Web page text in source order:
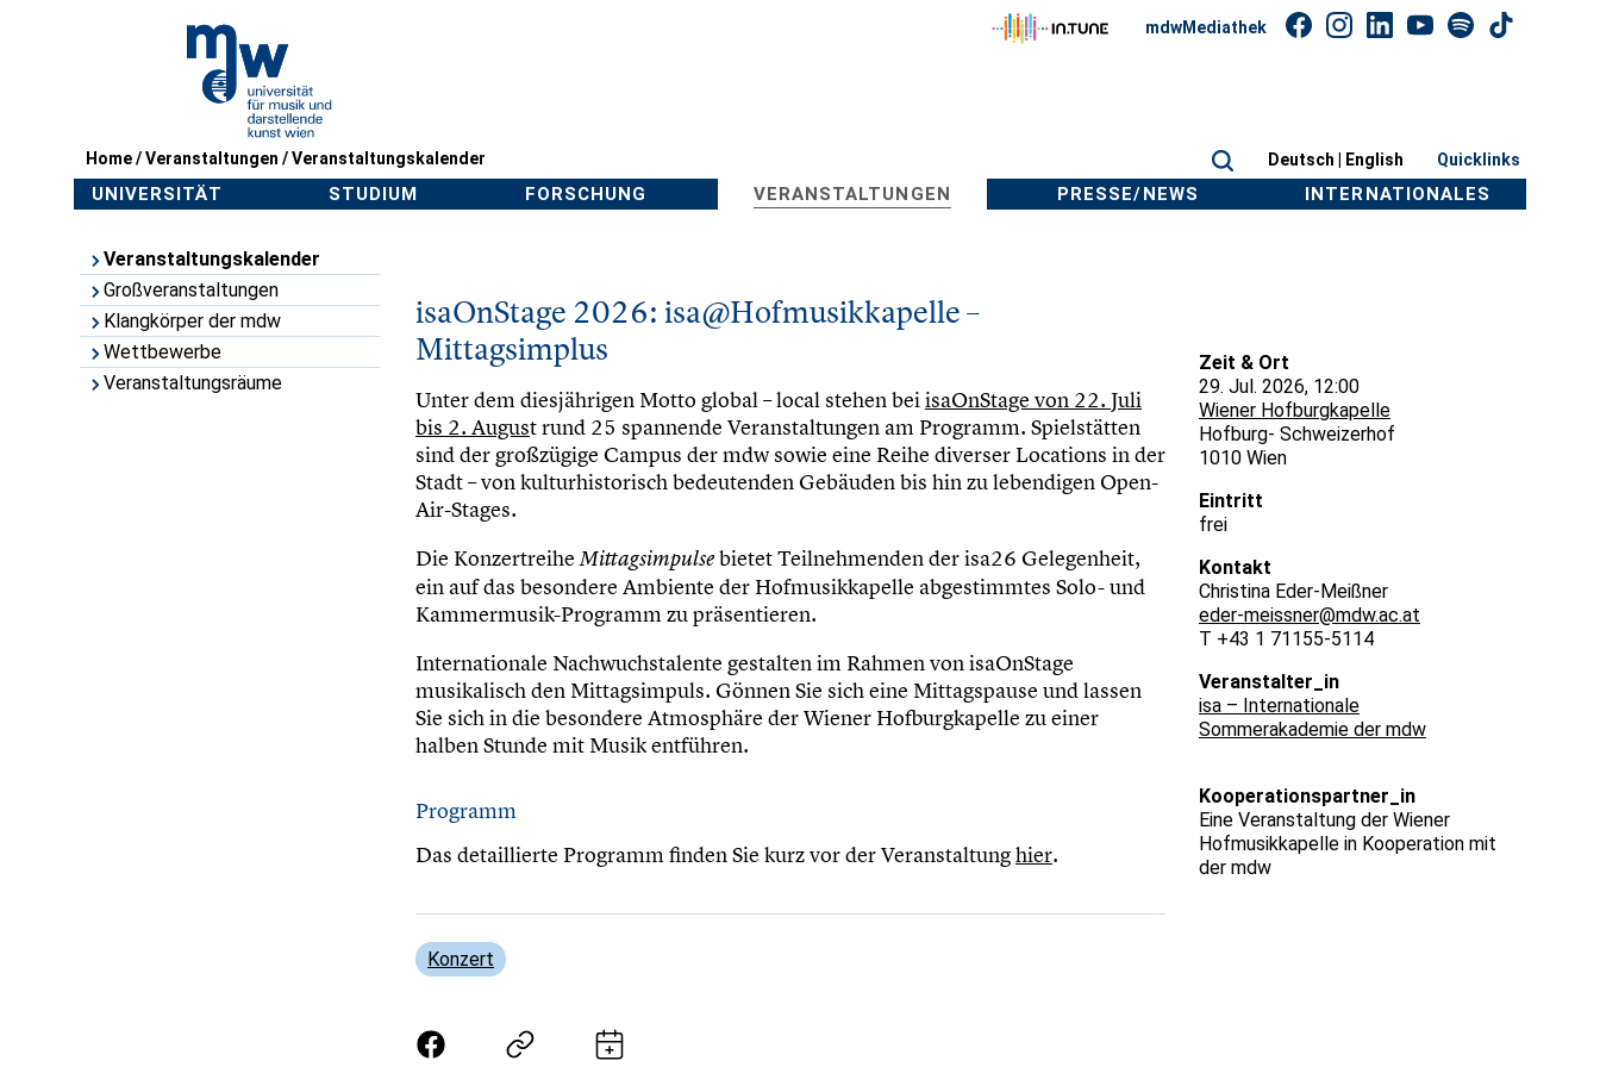
Home/Veranstaltungen /Veranstaltungskalender
mdwMediathek
Deutsch | English Quicklinks
UNIVERSITÄT STUDIUM FORSCHUNG VERANSTALTUNGEN PRESSE/NEWS INTERNATIONALES
Veranstaltungskalender
Großveranstaltungen
Klangkörper der mdw
Wettbewerbe
Veranstaltungsräume
isaOnStage 2026: isa@Hofmusikkapelle –
Mittagsimplus
Unter dem diesjährigen Motto global – local stehen beiisaOnStage von 22. Juli
bis 2. August rund 25 spannende Veranstaltungen am Programm. Spielstätten
sind der großzügige Campus der mdw sowie eine Reihe diverser Locations in der
Stadt – von kulturhistorisch bedeutenden Gebäuden bis hin zu lebendigen Open-
Air-Stages.
Die KonzertreiheMittagsimpulsebietet Teilnehmenden der isa26 Gelegenheit,
ein auf das besondere Ambiente der Hofmusikkapelle abgestimmtes Solo- und
Kammermusik-Programm zu präsentieren.
Internationale Nachwuchstalente gestalten im Rahmen von isaOnStage
musikalisch den Mittagsimpuls. Gönnen Sie sich eine Mittagspause und lassen
Sie sich in die besondere Atmosphäre der Wiener Hofburgkapelle zu einer
halben Stunde mit Musik entführen.
Programm
Das detaillierte Programm finden Sie kurz vor der Veranstaltunghier.
Zeit & Ort
29. Jul. 2026, 12:00
Wiener Hofburgkapelle
Hofburg- Schweizerhof
1010 Wien
Eintritt
frei
Kontakt
Christina Eder-Meißner
eder-meissner@mdw.ac.at
T +43 1 71155-5114
Veranstalter_in
isa – Internationale
Sommerakademie der mdw
Kooperationspartner_in
Eine Veranstaltung der Wiener
Hofmusikkapelle in Kooperation mit
der mdw
Konzert